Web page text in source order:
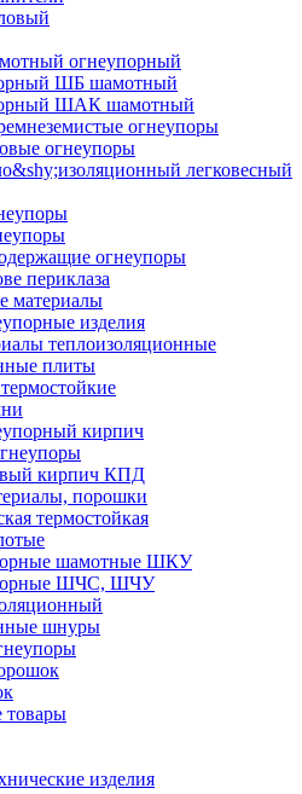
огнеупорный
ШБ шамотный
ШАК шамотный
огнеупоры
огнеупоры
легковесный
огнеупоры
периклаза
материалы
изделия
теплоизоляционные
плиты
кирпич
кирпич КПД
порошки
термостойкая
шамотные ШКУ
ШЧС, ШЧУ
шнуры
товары
изделия